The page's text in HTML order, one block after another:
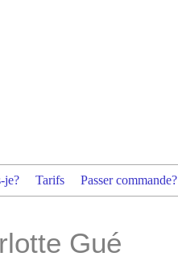
je? Tarifs Passer commande?
Gué